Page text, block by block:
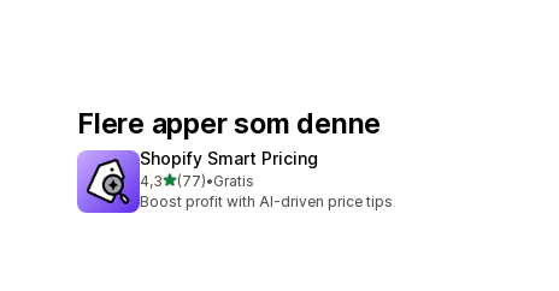
Flere apper som denne
Shopify Smart Pricing
4,3av 5 stjerner
(77)
Totalt 77 omtaler
•Gratis
Boost profit with AI-driven price tips